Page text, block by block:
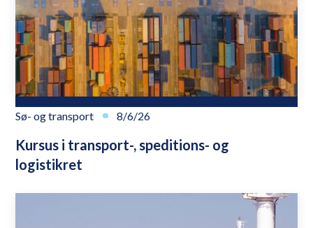
Sø- og transport 8/6/26
Kursus i transport-, speditions- og
logistikret